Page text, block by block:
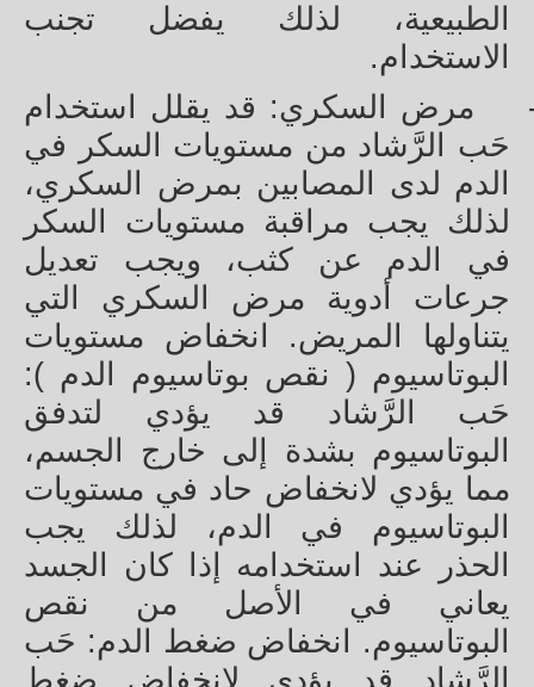
الطبيعية، لذلك يفضل تجنب
الاستخدام.
مرض السكري: قد يقلل استخدام
حَب الرَّشاد من مستويات السكر في
الدم لدى المصابين بمرض السكري،
لذلك يجب مراقبة مستويات السكر
في الدم عن كثب، ويجب تعديل
جرعات أدوية مرض السكري التي
يتناولها المريض. انخفاض مستويات
البوتاسيوم ( نقص بوتاسيوم الدم ):
حَب الرَّشاد قد يؤدي لتدفق
البوتاسيوم بشدة إلى خارج الجسم،
مما يؤدي لانخفاض حاد في مستويات
البوتاسيوم في الدم، لذلك يجب
الحذر عند استخدامه إذا كان الجسد
يعاني في الأصل من نقص
البوتاسيوم. انخفاض ضغط الدم: حَب
الرَّشاد قد يؤدي لانخفاض ضغط